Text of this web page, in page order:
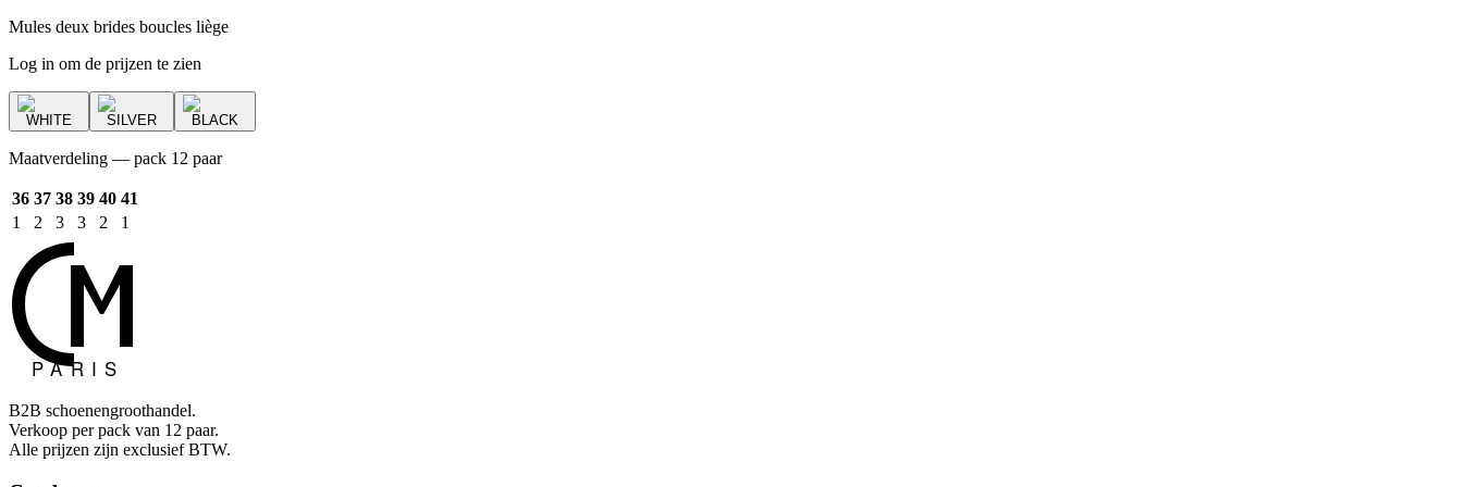
Mules deux brides boucles liège
Log in om de prijzen te zien
WHITE SILVER BLACK
Maatverdeling — pack 12 paar
36 37 38 39 40 41
1
2 3 3 2 1
B2B schoenengroothandel.
Verkoop per pack van 12 paar.
Alle prijzen zijn exclusief BTW.